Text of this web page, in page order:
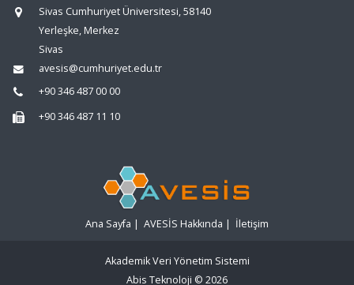
Sivas Cumhuriyet Üniversitesi, 58140
Yerleşke, Merkez
Sivas
avesis@cumhuriyet.edu.tr
+90 346 487 00 00
+90 346 487 11 10
Ana Sayfa | AVESİS Hakkında | İletişim
Akademik Veri Yönetim Sistemi
Abis Teknoloji © 2026